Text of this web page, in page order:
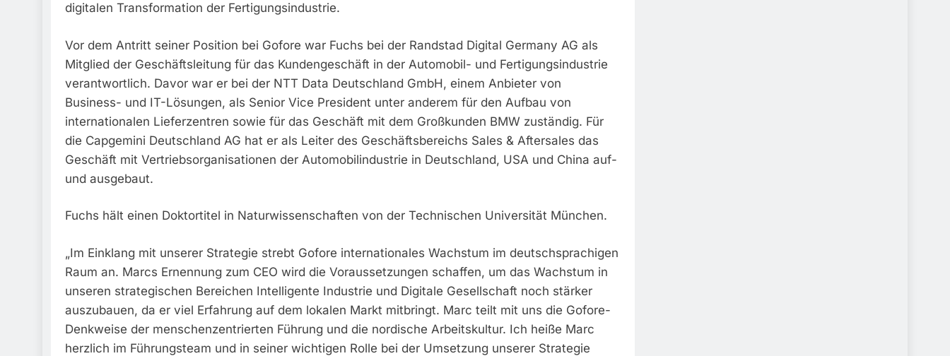
digitalen Transformation der Fertigungsindustrie.
Vor dem Antritt seiner Position bei Gofore war Fuchs bei der Randstad Digital Germany AG als
Mitglied der Geschäftsleitung für das Kundengeschäft in der Automobil- und Fertigungsindustrie
verantwortlich. Davor war er bei der NTT Data Deutschland GmbH, einem Anbieter von
Business- und IT-Lösungen, als Senior Vice President unter anderem für den Aufbau von
internationalen Lieferzentren sowie für das Geschäft mit dem Großkunden BMW zuständig. Für
die Capgemini Deutschland AG hat er als Leiter des Geschäftsbereichs Sales & Aftersales das
Geschäft mit Vertriebsorganisationen der Automobilindustrie in Deutschland, USA und China auf-
und ausgebaut.
Fuchs hält einen Doktortitel in Naturwissenschaften von der Technischen Universität München.
„Im Einklang mit unserer Strategie strebt Gofore internationales Wachstum im deutschsprachigen
Raum an. Marcs Ernennung zum CEO wird die Voraussetzungen schaffen, um das Wachstum in
unseren strategischen Bereichen Intelligente Industrie und Digitale Gesellschaft noch stärker
auszubauen, da er viel Erfahrung auf dem lokalen Markt mitbringt. Marc teilt mit uns die Gofore-
Denkweise der menschenzentrierten Führung und die nordische Arbeitskultur. Ich heiße Marc
herzlich im Führungsteam und in seiner wichtigen Rolle bei der Umsetzung unserer Strategie